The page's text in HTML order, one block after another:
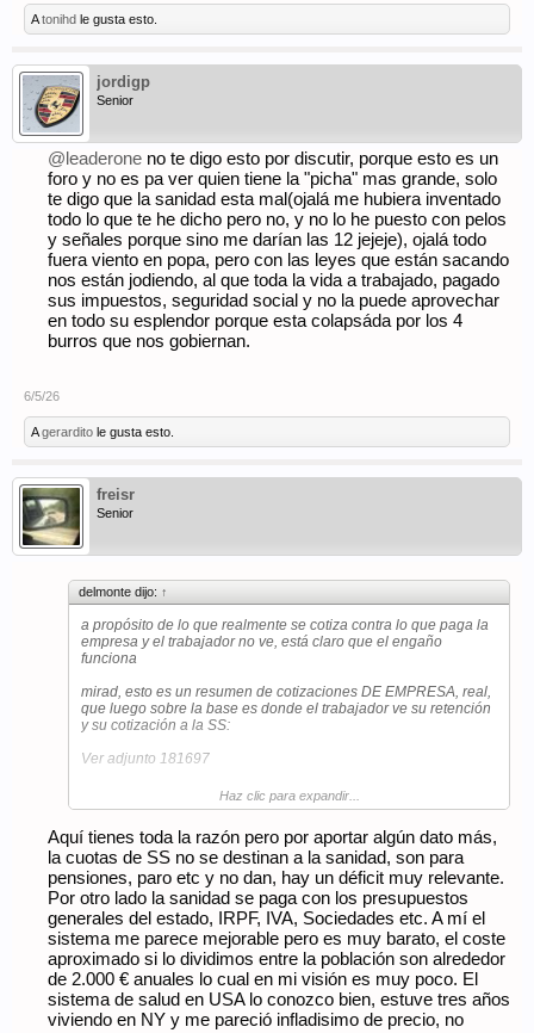
Atonihd le gusta esto.
jordigp
Senior
@leaderone no te digo esto por discutir, porque esto es un
foro y no es pa ver quien tiene la "picha" mas grande, solo
te digo que la sanidad esta mal(ojalá me hubiera inventado
todo lo que te he dicho pero no, y no lo he puesto con pelos
y señales porque sino me darían las 12 jejeje), ojalá todo
fuera viento en popa, pero con las leyes que están sacando
nos están jodiendo, al que toda la vida a trabajado, pagado
sus impuestos, seguridad social y no la puede aprovechar
en todo su esplendor porque esta colapsáda por los 4
burros que nos gobiernan.
6/5/26
Agerardito le gusta esto.
freisr
Senior
delmonte dijo: ↑
a propósito de lo que realmente se cotiza contra lo que paga la
empresa y el trabajador no ve, está claro que el engaño
funciona
mirad, esto es un resumen de cotizaciones DE EMPRESA, real,
que luego sobre la base es donde el trabajador ve su retención
y su cotización a la SS:
Ver adjunto 181697
sobre 16,7k la empresa paga 7k, es decir, el coste empresa es
con menos cotizaciones comunes implicaría que el trabajador
recibe casi un 50% extra en su nómina y decide qué hacer con
ello
como el Estado nos considera incapaces de tomar decisiones,
vela por nosotros quitándonos todo ese dinero
y como no tiene huevos de contarle a los trabajadores la
realidad, lo camufla haciéndolo pasar por "cosas que paga la
empresa", como si no fuera realmente un coste laboral
Haz clic para expandir...
Aquí tienes toda la razón pero por aportar algún dato más,
la cuotas de SS no se destinan a la sanidad, son para
pensiones, paro etc y no dan, hay un déficit muy relevante.
Por otro lado la sanidad se paga con los presupuestos
generales del estado, IRPF, IVA, Sociedades etc. A mí el
sistema me parece mejorable pero es muy barato, el coste
aproximado si lo dividimos entre la población son alrededor
de 2.000 € anuales lo cual en mi visión es muy poco. El
sistema de salud en USA lo conozco bien, estuve tres años
viviendo en NY y me pareció infladisimo de precio, no